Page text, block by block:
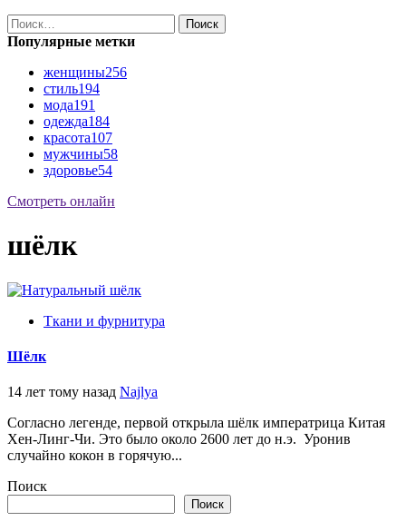
Найти:
Популярные метки
женщины256
стиль194
мода191
одежда184
красота107
мужчины58
здоровье54
Смотреть онлайн
шёлк
Ткани и фурнитура
Шёлк
14 лет тому назад Najlya
Согласно легенде, первой открыла шёлк императрица Китая
Хен-Линг-Чи. Это было около 2600 лет до н.э. Уронив
случайно кокон в горячую...
Поиск
Поиск